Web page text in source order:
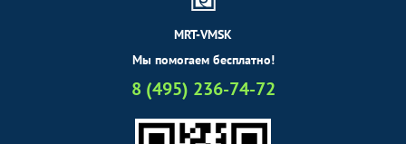
MRT-VMSK
Мы помогаем бесплатно!
8 (495) 236-74-72